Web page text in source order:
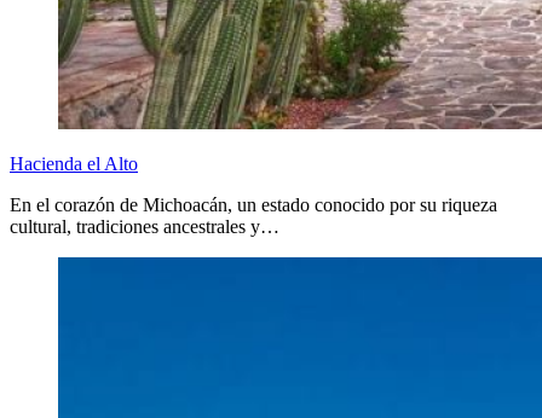
Hacienda el Alto
En el corazón de Michoacán, un estado conocido por su riqueza
cultural, tradiciones ancestrales y…